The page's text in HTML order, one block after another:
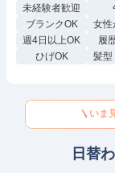
未経験者歓迎
ブランクOK
女性
週4日以上OK
履
ひげOK
髪型
いま
日替